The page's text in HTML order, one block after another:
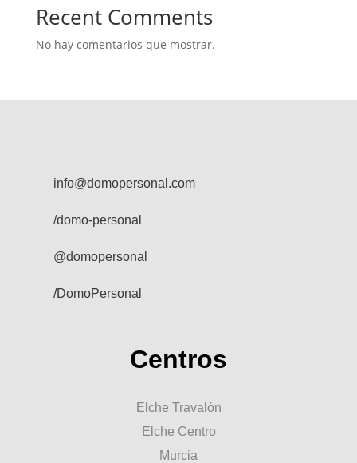
Recent Comments
No hay comentarios que mostrar.
info@domopersonal.com
/domo-personal
@domopersonal
/DomoPersonal
Centros
Elche Travalón
Elche Centro
Murcia